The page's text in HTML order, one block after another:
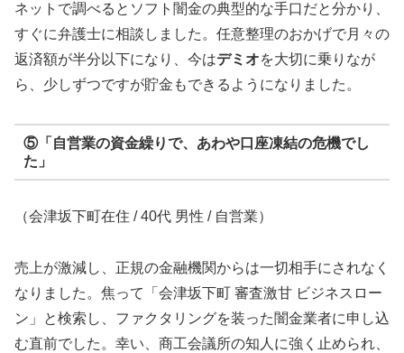
ネットで調べるとソフト闇金の典型的な手口だと分かり、
すぐに弁護士に相談しました。任意整理のおかげで月々の
返済額が半分以下になり、今はデミオを大切に乗りなが
ら、少しずつですが貯金もできるようになりました。
⑤「自営業の資金繰りで、あわや口座凍結の危機でし
た」
（会津坂下町在住 / 40代 男性 / 自営業）
売上が激減し、正規の金融機関からは一切相手にされなく
なりました。焦って「会津坂下町 審査激甘 ビジネスロー
ン」と検索し、ファクタリングを装った闇金業者に申し込
む直前でした。幸い、商工会議所の知人に強く止められ、